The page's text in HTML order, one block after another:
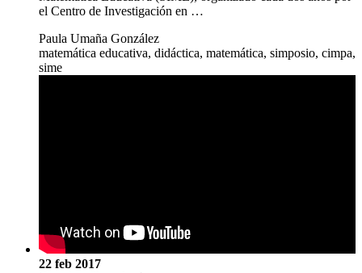
el Centro de Investigación en …
Paula Umaña González
matemática educativa, didáctica, matemática, simposio, cimpa,
sime
22 feb 2017